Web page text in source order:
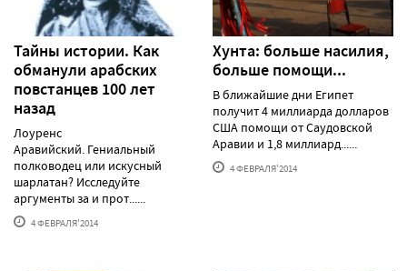
Тайны истории. Как
обманули арабских
повстанцев 100 лет
назад
Лоуренс
Аравийский. Гениальный
полководец или искусный
шарлатан? Исследуйте
аргументы за и прот......
4 ФЕВРАЛЯ'2014
Хунта: больше насилия,
больше помощи...
В ближайшие дни Египет
получит 4 миллиарда долларов
США помощи от Саудовской
Аравии и 1,8 миллиард......
4 ФЕВРАЛЯ'2014